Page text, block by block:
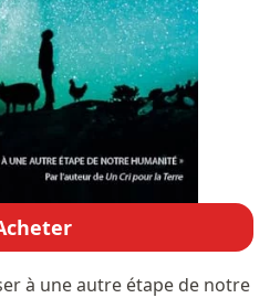
à une autre étape de notre